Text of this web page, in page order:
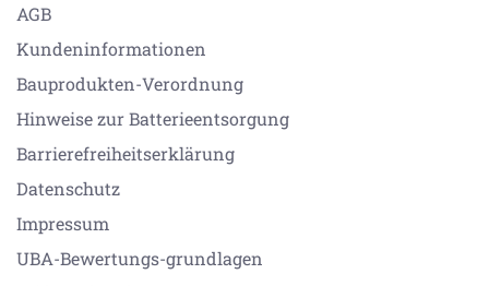
AGB
Kundeninformationen
Bauprodukten-Verordnung
Hinweise zur Batterieentsorgung
Barrierefreiheitserklärung
Datenschutz
Impressum
UBA-Bewertungs-grundlagen